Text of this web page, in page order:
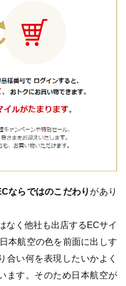
ならではのこだわり があり
なく他社も出店するECサイ
本航空の色を前面に出しす
合い何を表現したいかよく
ます。そのため日本航空が